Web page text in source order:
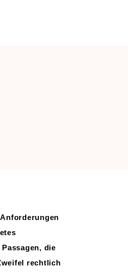
die
rechtlich